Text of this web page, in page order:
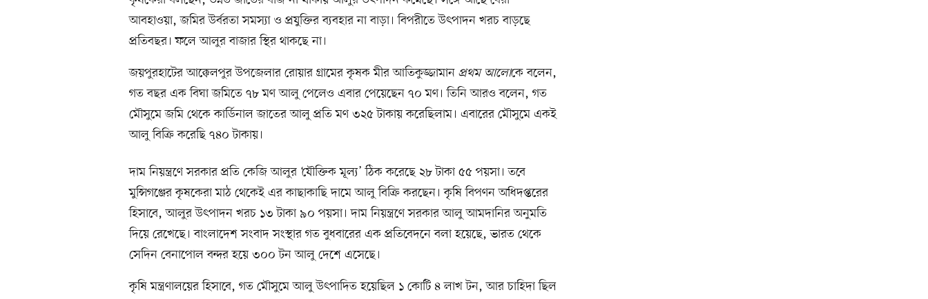
আবহাওয়া, জমির উর্বরতা সমস্যা ও প্রযুক্তির ব্যবহার না বাড়া। বিপরীতে উৎপাদন খরচ বাড়ছে
প্রতিবছর। ফলে আলুর বাজার স্থির থাকছে না।
জয়পুরহাটের আক্কেলপুর উপজেলার রোয়ার গ্রামের কৃষক মীর আতিকুজ্জামান প্রথম আলোকে বলেন,
গত বছর এক বিঘা জমিতে ৭৮ মণ আলু পেলেও এবার পেয়েছেন ৭০ মণ। তিনি আরও বলেন, গত
মৌসুমে জমি থেকে কার্ডিনাল জাতের আলু প্রতি মণ ৩২৫ টাকায় করেছিলাম। এবারের মৌসুমে একই
আলু বিক্রি করেছি ৭৪০ টাকায়।
দাম নিয়ন্ত্রণে সরকার প্রতি কেজি আলুর ‘যৌক্তিক মূল্য’ ঠিক করেছে ২৮ টাকা ৫৫ পয়সা। তবে
মুন্সিগঞ্জের কৃষকেরা মাঠ থেকেই এর কাছাকাছি দামে আলু বিক্রি করছেন। কৃষি বিপণন অধিদপ্তরের
হিসাবে, আলুর উৎপাদন খরচ ১৩ টাকা ৯০ পয়সা। দাম নিয়ন্ত্রণে সরকার আলু আমদানির অনুমতি
দিয়ে রেখেছে। বাংলাদেশ সংবাদ সংস্থার গত বুধবারের এক প্রতিবেদনে বলা হয়েছে, ভারত থেকে
সেদিন বেনাপোল বন্দর হয়ে ৩০০ টন আলু দেশে এসেছে।
কৃষি মন্ত্রণালয়ের হিসাবে, গত মৌসুমে আলু উৎপাদিত হয়েছিল ১ কোটি ৪ লাখ টন, আর চাহিদা ছিল